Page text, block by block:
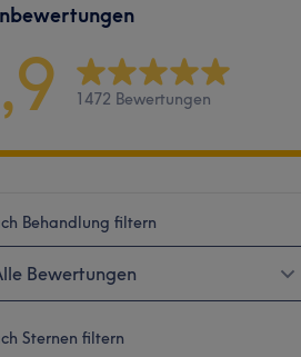
1472 Bewertungen
Behandlung filtern
Bewertungen
Sternen filtern